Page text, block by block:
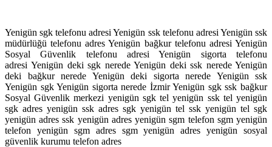
Yenigün sgk telefonu adresi Yenigün ssk telefonu adresi Yenigün ssk
müdürlüğü telefonu adres Yenigün bağkur telefonu adresi Yenigün
Sosyal Güvenlik telefonu adresi Yenigün sigorta telefonu
adresi Yenigün deki sgk nerede Yenigün deki ssk nerede Yenigün
deki bağkur nerede Yenigün deki sigorta nerede Yenigün ssk
Yenigün sgk Yenigün sigorta nerede İzmir Yenigün sgk ssk bağkur
Sosyal Güvenlik merkezi yenigün sgk tel yenigün ssk tel yenigün
sgk adres yenigün ssk adres sgk yenigün tel ssk yenigün tel sgk
yenigün adres ssk yenigün adres yenigün sgm telefon sgm yenigün
telefon yenigün sgm adres sgm yenigün adres yenigün sosyal
güvenlik kurumu telefon adres